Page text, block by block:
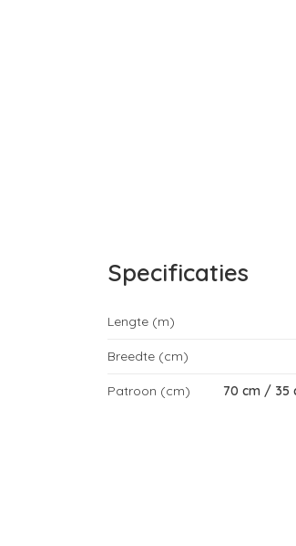
Specificaties
Lengte (m)
Breedte (cm)
Patroon (cm) 70 cm / 35